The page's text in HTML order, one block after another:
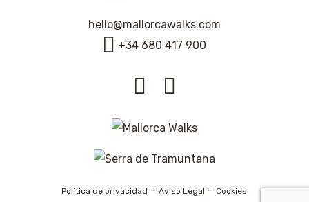
hello@mallorcawalks.com
+34 680 417 900
Política de privacidad -Aviso Legal -Cookies